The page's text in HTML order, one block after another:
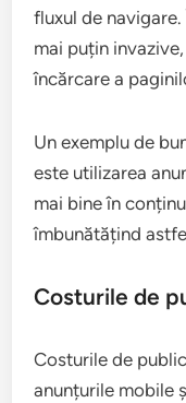
fluxul de
mai puțin
încărcare a
Un exemplu de
este utilizarea
mai bine în
îmbunătățind
Costurile de
Costurile de
anunțurile mobile